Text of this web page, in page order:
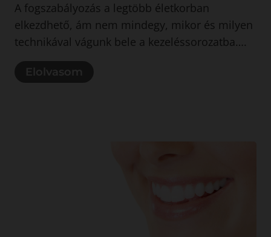
A fogszabályozás a legtöbb életkorban
elkezdhető, ám nem mindegy, mikor és milyen
technikával vágunk bele a kezeléssorozatba….